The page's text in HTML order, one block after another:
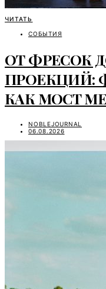
ЧИТАТЬ
СОБЫТИЯ
ОТ ФРЕСОК
ПРОЕКЦИЙ:
КАК МОСТ
NOBLEJOURNAL
06.08.2026